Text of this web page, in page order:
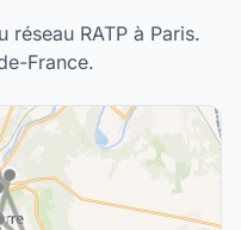
RATP à Paris.
France.